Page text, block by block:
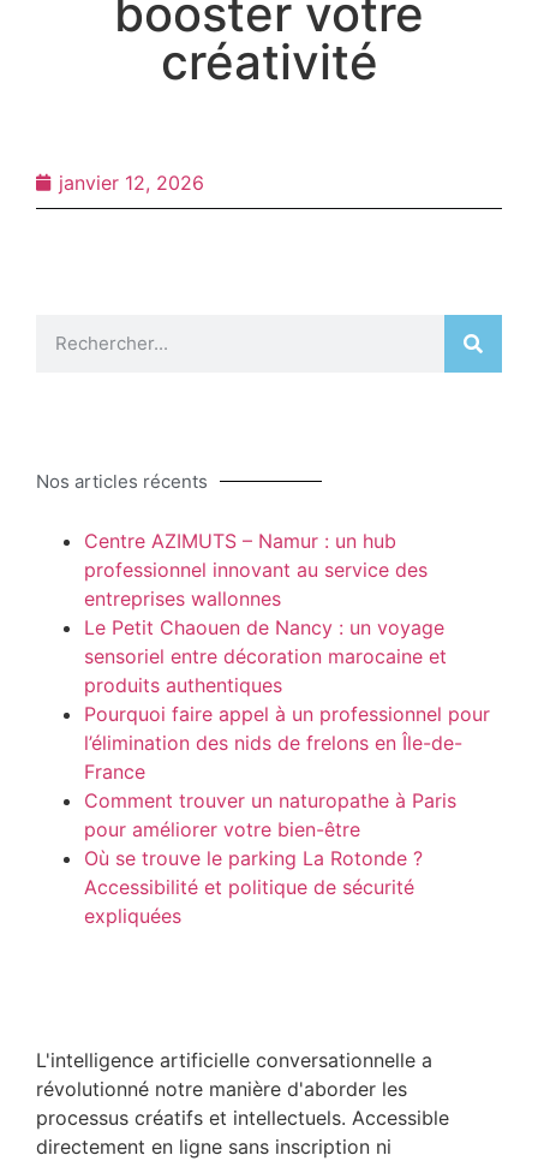
booster votre
créativité
janvier 12, 2026
L'intelligence artificielle conversationnelle a
révolutionné notre manière d'aborder les
processus créatifs et intellectuels. Accessible
directement en ligne sans inscription ni
Nos articles récents
Centre AZIMUTS – Namur : un hub
professionnel innovant au service des
entreprises wallonnes
Le Petit Chaouen de Nancy : un voyage
sensoriel entre décoration marocaine et
produits authentiques
Pourquoi faire appel à un professionnel pour
l’élimination des nids de frelons en Île-de-
France
Comment trouver un naturopathe à Paris
pour améliorer votre bien-être
Où se trouve le parking La Rotonde ?
Accessibilité et politique de sécurité
expliquées